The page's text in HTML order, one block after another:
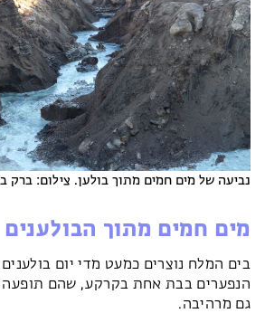
נביעה של מים חמים מתוך בולען. צילום: ברק
מים חמים מתוך הבולענים
בים המלח נוצרים כמעט מדי יום
הנפערים בבת אחת בקרקע, שהם תופעה
גם מרהיבה.